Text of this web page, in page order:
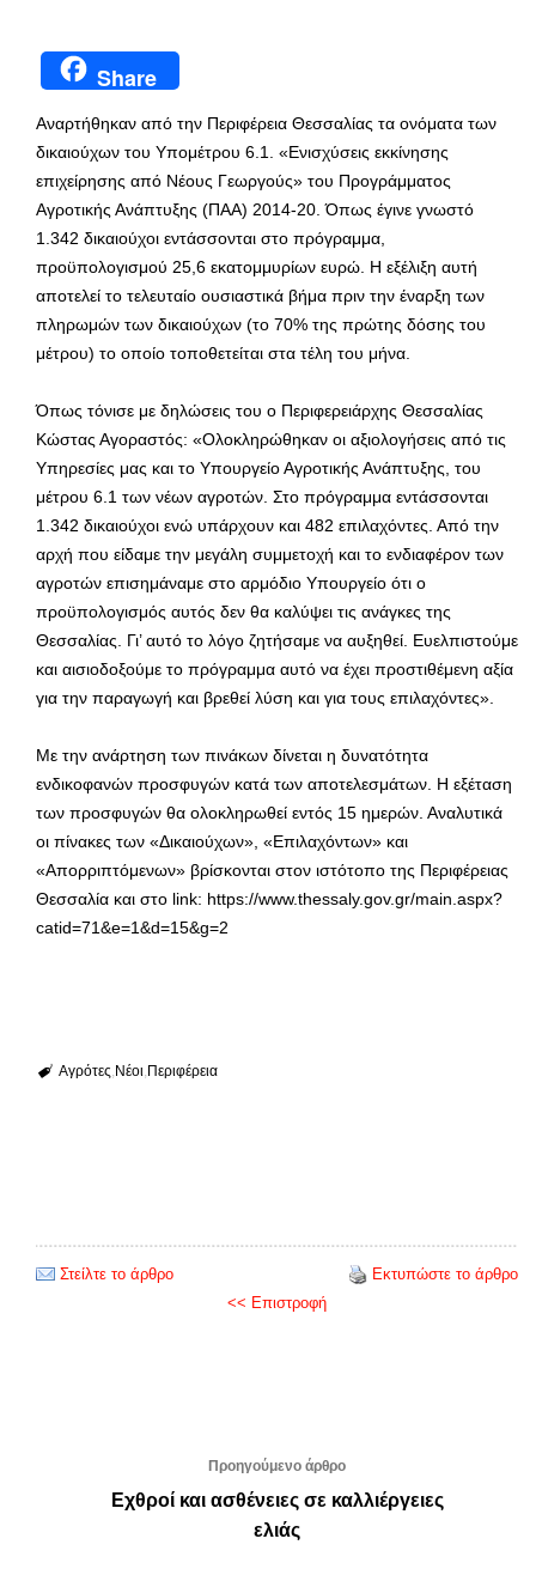
Share
Αναρτήθηκαν από την Περιφέρεια Θεσσαλίας τα ονόματα των
δικαιούχων του Υπομέτρου 6.1. «Ενισχύσεις εκκίνησης
επιχείρησης από Νέους Γεωργούς» του Προγράμματος
Αγροτικής Ανάπτυξης (ΠΑΑ) 2014-20. Όπως έγινε γνωστό
1.342 δικαιούχοι εντάσσονται στο πρόγραμμα,
προϋπολογισμού 25,6 εκατομμυρίων ευρώ. Η εξέλιξη αυτή
αποτελεί το τελευταίο ουσιαστικά βήμα πριν την έναρξη των
πληρωμών των δικαιούχων (το 70% της πρώτης δόσης του
μέτρου) το οποίο τοποθετείται στα τέλη του μήνα.
Όπως τόνισε με δηλώσεις του ο Περιφερειάρχης Θεσσαλίας
Κώστας Αγοραστός: «Ολοκληρώθηκαν οι αξιολογήσεις από τις
Υπηρεσίες μας και το Υπουργείο Αγροτικής Ανάπτυξης, του
μέτρου 6.1 των νέων αγροτών. Στο πρόγραμμα εντάσσονται
1.342 δικαιούχοι ενώ υπάρχουν και 482 επιλαχόντες. Από την
αρχή που είδαμε την μεγάλη συμμετοχή και το ενδιαφέρον των
αγροτών επισημάναμε στο αρμόδιο Υπουργείο ότι ο
προϋπολογισμός αυτός δεν θα καλύψει τις ανάγκες της
Θεσσαλίας. Γι’ αυτό το λόγο ζητήσαμε να αυξηθεί. Ευελπιστούμε
και αισιοδοξούμε το πρόγραμμα αυτό να έχει προστιθέμενη αξία
για την παραγωγή και βρεθεί λύση και για τους επιλαχόντες».
Με την ανάρτηση των πινάκων δίνεται η δυνατότητα
ενδικοφανών προσφυγών κατά των αποτελεσμάτων. Η εξέταση
των προσφυγών θα ολοκληρωθεί εντός 15 ημερών. Αναλυτικά
οι πίνακες των «Δικαιούχων», «Επιλαχόντων» και
«Απορριπτόμενων» βρίσκονται στον ιστότοπο της Περιφέρειας
Θεσσαλία και στο link: https://www.thessaly.gov.gr/main.aspx?
catid=71&e=1&d=15&g=2
Αγρότες Νέοι Περιφέρεια
Στείλτε το άρθρο
Εκτυπώστε το άρθρο
<< Επιστροφή
Προηγούμενο άρθρο
Εχθροί και ασθένειες σε καλλιέργειες
ελιάς